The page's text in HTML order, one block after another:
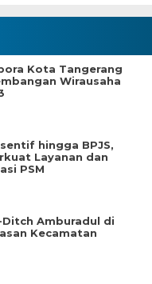
Kota Tangerang
Wirausaha
hingga BPJS,
Layanan dan
PSM
Amburadul di
Kecamatan